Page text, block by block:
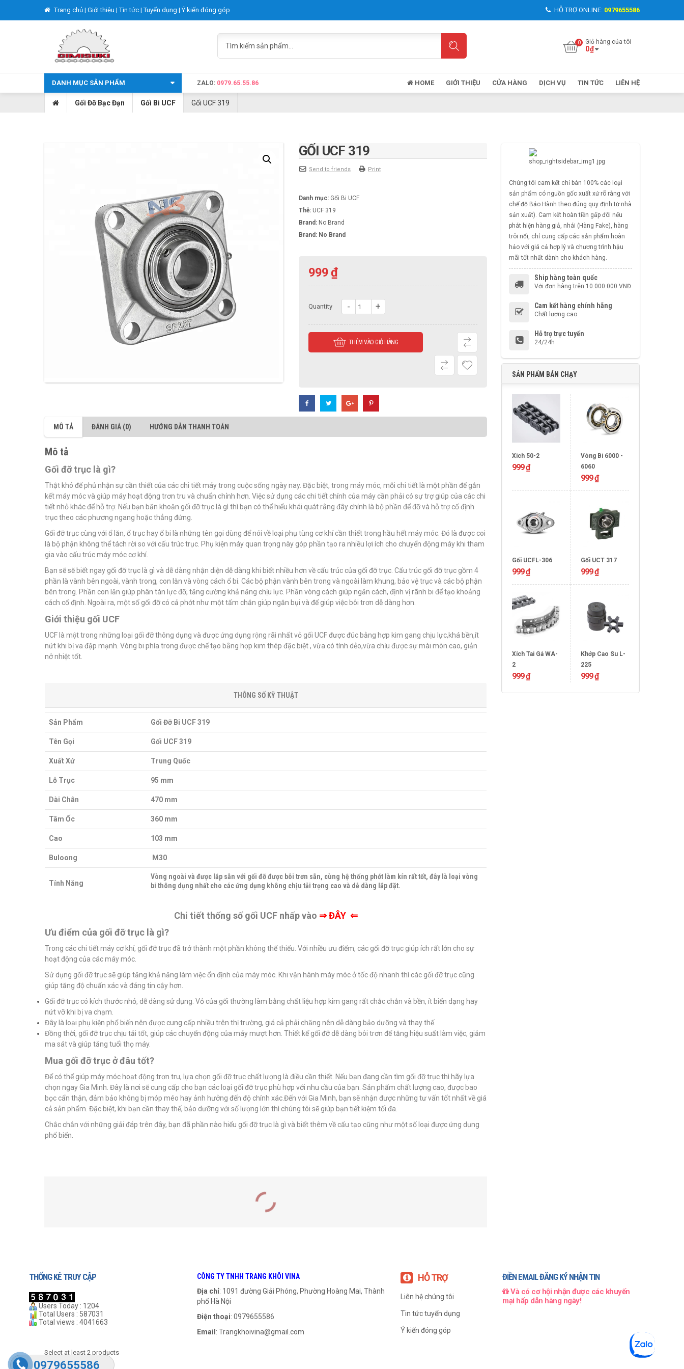
0979655586
Trang chủ | Giới thiệu |Tin tức |Tuyển dụng |Ý kiến đóng góp HỖ TRỢ ONLINE: 0979655586
Giỏ hàng của tôi
0₫
DANH MỤC SẢN PHẨM ZALO: 0979.65.55.86 HOME GIỚI THIỆU CỬA HÀNG DỊCH VỤ TIN TỨC LIÊN HỆ
Gối Đỡ Bạc Đạn Gối Bi UCF Gối UCF 319
GỐI UCF 319
Send to friends Print
Danh mục: Gối Bi UCF
Thẻ: UCF 319
Brand: No Brand
Brand: No Brand
999₫
Quantity
Gối
319
số
THÊM VÀO GIỎ HÀNG
MÔ TẢ ĐÁNH GIÁ (0) HƯỚNG DẪN THANH TOÁN
Mô tả
Gối đỡ trục là gì?
Thật khó để phủ nhận sự cần thiết của các chi tiết máy trong cuộc sống ngày nay. Đặc biệt, trong máy móc, mỗi chi tiết là một phần để gắn
kết máy móc và giúp máy hoạt động trơn tru và chuẩn chỉnh hơn. Việc sử dụng các chi tiết chính của máy cần phải có sự trợ giúp của các chi
tiết nhỏ khác để hỗ trợ. Nếu bạn băn khoăn gối đỡ trục là gì thì bạn có thể hiểu khái quát rằng đây chính là bộ phần để đỡ và hỗ trợ cố định
trục theo các phương ngang hoặc thẳng đứng.
Gối đỡ trục cùng với ổ lăn, ổ trục hay ổ bi là những tên gọi dùng để nói về loại phụ tùng cơ khí cần thiết trong hầu hết máy móc. Đó là được coi
là bộ phận không thể tách rời so với cấu trúc trục. Phụ kiện máy quan trọng này góp phần tạo ra nhiều lợi ích cho chuyển động máy khi tham
gia vào cấu trúc máy móc cơ khí.
Bạn sẽ sẽ biết ngay gối đỡ trục là gì và dễ dàng nhận diện dễ dàng khi biết nhiều hơn về cấu trúc của gối đỡ trục. Cấu trúc gối đỡ trục gồm 4
phần là vành bên ngoài, vành trong, con lăn và vòng cách ổ bi. Các bộ phận vành bên trong và ngoài làm khung, bảo vệ trục và các bộ phận
bên trong. Phần con lăn giúp phân tán lực đỡ, tăng cường khả năng chịu lực. Phần vòng cách giúp ngăn cách, định vị rãnh bi để tạo khoảng
cách cố định. Ngoài ra, một số gối đỡ có cả phớt như một tấm chắn giúp ngăn bụi và để giúp việc bôi trơn dễ dàng hơn.
Giới thiệu gối UCF
UCF là một trong những loại gối đỡ thông dụng và được ứng dụng rộng rãi nhất vỏ gối UCF được đúc bằng hợp kim gang chịu lực,khá bền,ít
nứt khi bị va đập mạnh. Vòng bi phía trong được chế tạo bằng hợp kim thép đặc biệt , vừa có tính dẻo,vừa chịu được sự mài mòn cao, giản
nở nhiệt tốt.
THÔNG SỐ KỸ THUẬT
Sản Phẩm Gối Đỡ Bi UCF 319
Tên Gọi Gối UCF 319
Xuất Xứ Trung Quốc
Lỗ Trục 95 mm
Dài Chân 470 mm
Tâm Ốc 360 mm
Cao 103 mm
Buloong M30
Tính Năng
Vòng ngoài và được lắp sẵn với gối đỡ được bôi trơn sẵn, cùng hệ thống phớt làm kín rất tốt, đây là loại vòng
bi thông dụng nhất cho các ứng dụng không chịu tải trọng cao và dễ dàng lắp đặt.
Chi tiết thống số gối UCF nhấp vào ⇒ĐÂY ⇐
Ưu điểm của gối đỡ trục là gì?
Trong các chi tiết máy cơ khí, gối đỡ trục đã trở thành một phần không thể thiếu. Với nhiều ưu điểm, các gối đỡ trục giúp ích rất lớn cho sự
hoạt động của các máy móc.
Sử dụng gối đỡ trục sẽ giúp tăng khả năng làm việc ổn định của máy móc. Khi vận hành máy móc ở tốc độ nhanh thì các gối đỡ trục cũng
giúp tăng độ chuẩn xác và đáng tin cậy hơn.
Gối đỡ trục có kích thước nhỏ, dễ dàng sử dụng. Vỏ của gối thường làm bằng chất liệu hợp kim gang rất chắc chắn và bền, ít biến dạng hay
nứt vỡ khi bị va chạm.
Đây là loại phụ kiện phổ biến nên được cung cấp nhiều trên thị trường, giá cả phải chăng nên dễ dàng bảo dưỡng và thay thế.
Đồng thời, gối đỡ trục chịu tải tốt, giúp các chuyển động của máy mượt hơn. Thiết kế gối đỡ dễ dàng bôi trơn để tăng hiệu suất làm việc, giảm
ma sát và giúp tăng tuổi thọ máy.
Mua gối đỡ trục ở đâu tốt?
Để có thể giúp máy móc hoạt động trơn tru, lựa chọn gối đỡ trục chất lượng là điều cần thiết. Nếu bạn đang cần tìm gối đỡ trục thì hãy lựa
chọn ngay Gia Minh. Đây là nơi sẽ cung cấp cho bạn các loại gối đỡ trục phù hợp với nhu cầu của bạn. Sản phẩm chất lượng cao, được bao
bọc cẩn thận, đảm bảo không bị móp méo hay ảnh hưởng đến độ chính xác.Đến với Gia Minh, bạn sẽ nhận được những tư vấn tốt nhất về giá
cả sản phẩm. Đặc biệt, khi bạn cần thay thế, bảo dưỡng với số lượng lớn thì chúng tôi sẽ giúp bạn tiết kiệm tối đa.
Chắc chắn với những giải đáp trên đây, bạn đã phần nào hiểu gối đỡ trục là gì và biết thêm về cấu tạo cũng như một số loại được ứng dụng
phổ biến.
Gối UCF 307 Gối UCF 305
Chúng tôi cam kết chỉ bán 100% các loại
sản phẩm có nguồn gốc xuất xứ rõ ràng với
chế độ Bảo Hành theo đúng quy định từ nhà
sản xuất). Cam kết hoàn tiền gấp đôi nếu
phát hiện hàng giả, nhái (Hàng Fake), hàng
trôi nổi, chỉ cung cấp các sản phẩm hoàn
hảo với giá cả hợp lý và chương trình hậu
mãi tốt nhất dành cho khách hàng.
Ship hàng toàn quốc
Với đơn hàng trên 10.000.000 VNĐ
Cam kết hàng chính hãng
Chất lượng cao
Hỗ trợ trực tuyến
24/24h
SẢN PHẨM BÁN CHẠY
Xích 50-2
999₫
Vòng Bi 6000 -
6060
999₫
Gối UCFL-306
999₫
Gối UCT 317
999₫
Xích Tai Gá WA-
2
999₫
Khớp Cao Su L-
225
999₫
THỐNG KÊ TRUY CẬP
Users Today : 1204
Total Users : 587031
Total views : 4041663
CÔNG TY TNHH TRANG KHÔI VINA
Địa chỉ: 1091 đường Giải Phóng, Phường Hoàng Mai, Thành
phố Hà Nội
Điện thoại: 0979655586
Email : Trangkhoivina@gmail.com
HỖ TRỢ
Liên hệ chúng tôi
Tin tức tuyển dụng
Ý kiến đóng góp
ĐIỀN EMAIL ĐĂNG KÝ NHẬN TIN
Và có cơ hội nhận được các khuyến
mại hấp dẫn hàng ngày!
Select at least 2 products
to compare